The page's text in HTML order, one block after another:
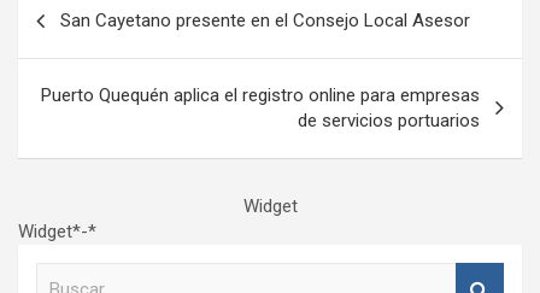
entradas
San Cayetano presente en el Consejo Local Asesor
Puerto Quequén aplica el registro online para empresas
de servicios portuarios
Widget
Widget*-*